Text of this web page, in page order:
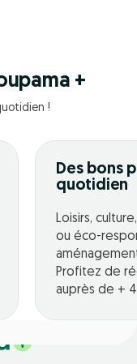
+
!
Des bons
quotidien
Loisirs,
ou éco-
Profitez de
auprès de +